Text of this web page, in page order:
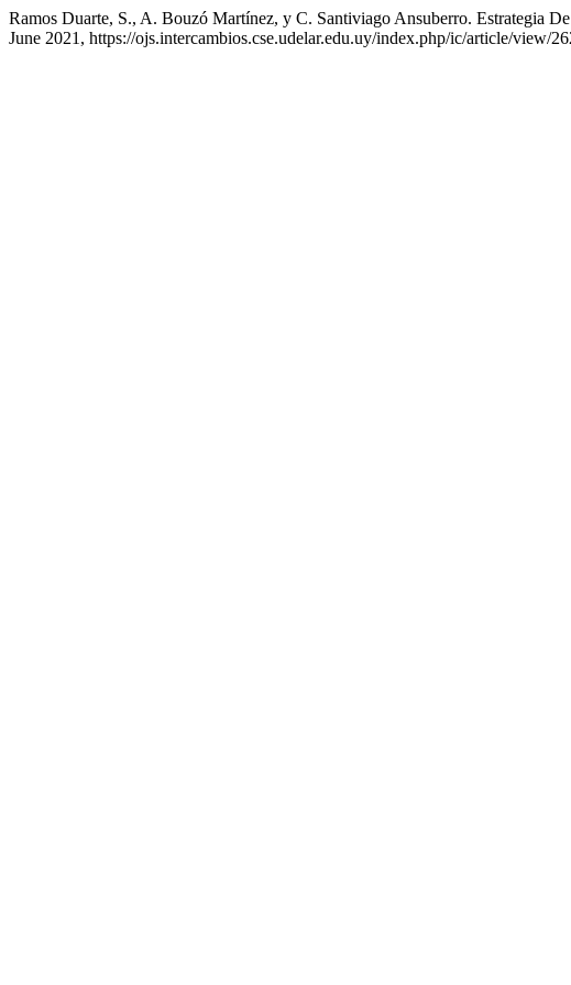
Ramos Duarte, S., A. Bouzó Martínez, y C. Santiviago Ansuberro. Estrategia
June 2021, https://ojs.intercambios.cse.udelar.edu.uy/index.php/ic/article/view/